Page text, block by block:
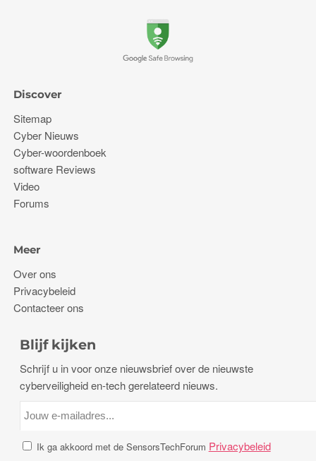
Discover
Sitemap
Cyber ​​Nieuws
Cyber-woordenboek
software Reviews
Video
Forums
Meer
Over ons
Privacybeleid
Contacteer ons
Blijf kijken
Schrijf u in voor onze nieuwsbrief over de nieuwste
cyberveiligheid en-tech gerelateerd nieuws.
Ik ga akkoord met de SensorsTechForum Privacybeleid